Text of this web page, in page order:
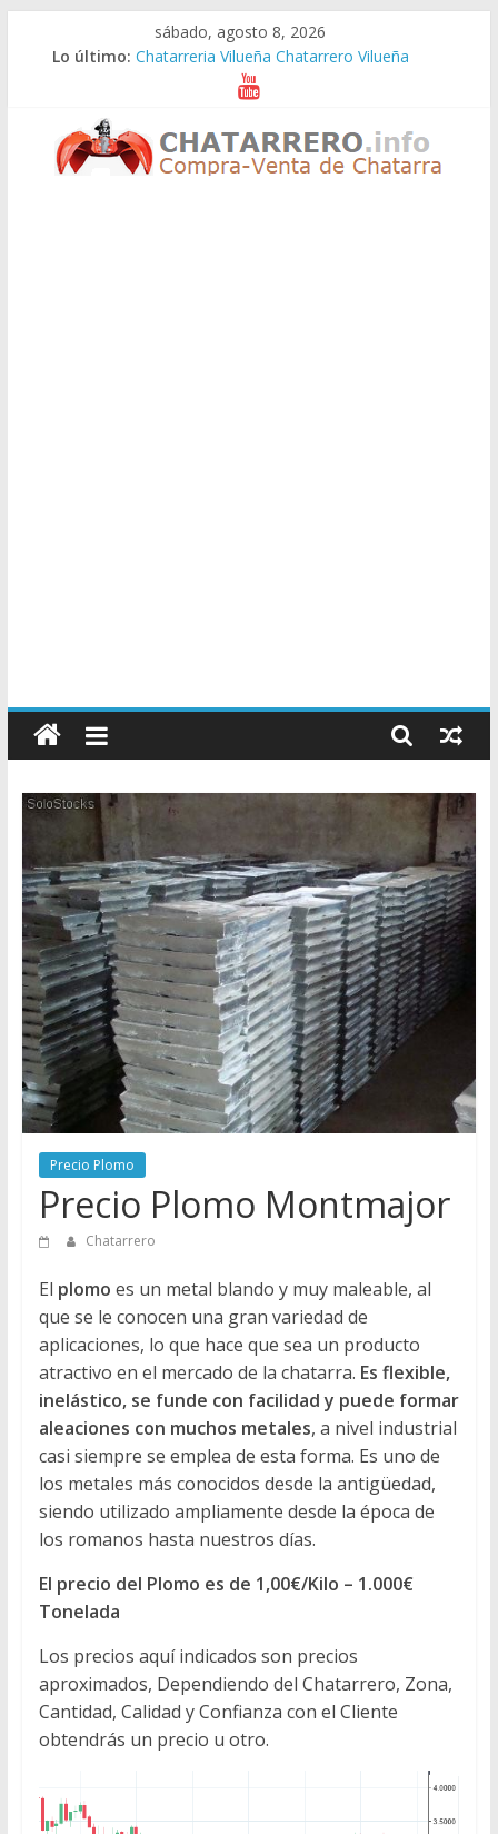
sábado, agosto 8, 2026
Lo último: Chatarreria Vilueña Chatarrero Vilueña
Chatarreria Zuera Chatarrero Zuera
Chatarreria Zaragoza Chatarrero Zaragoza
Chatarreria Zaida Chatarrero Zaida
Chatarreria Vistabella Chatarrero Vistabella
Chatarreros
–
Precio
de
Chatarra
Directorio
de
Chatarreros
para
vender
Chatarra
Precio Plomo
Precio Plomo Montmajor
Chatarrero
El plomo es un metal blando y muy maleable, al
que se le conocen una gran variedad de
aplicaciones, lo que hace que sea un producto
atractivo en el mercado de la chatarra. Es flexible,
inelástico, se funde con facilidad y puede formar
aleaciones con muchos metales, a nivel industrial
casi siempre se emplea de esta forma. Es uno de
los metales más conocidos desde la antigüedad,
siendo utilizado ampliamente desde la época de
los romanos hasta nuestros días.
El precio del Plomo es de 1,00€/Kilo – 1.000€
Tonelada
Los precios aquí indicados son precios
aproximados, Dependiendo del Chatarrero, Zona,
Cantidad, Calidad y Confianza con el Cliente
obtendrás un precio u otro.